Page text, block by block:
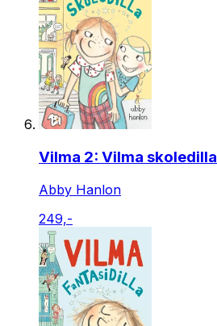
Vilma 2: Vilma skoledilla
Abby Hanlon
249,-